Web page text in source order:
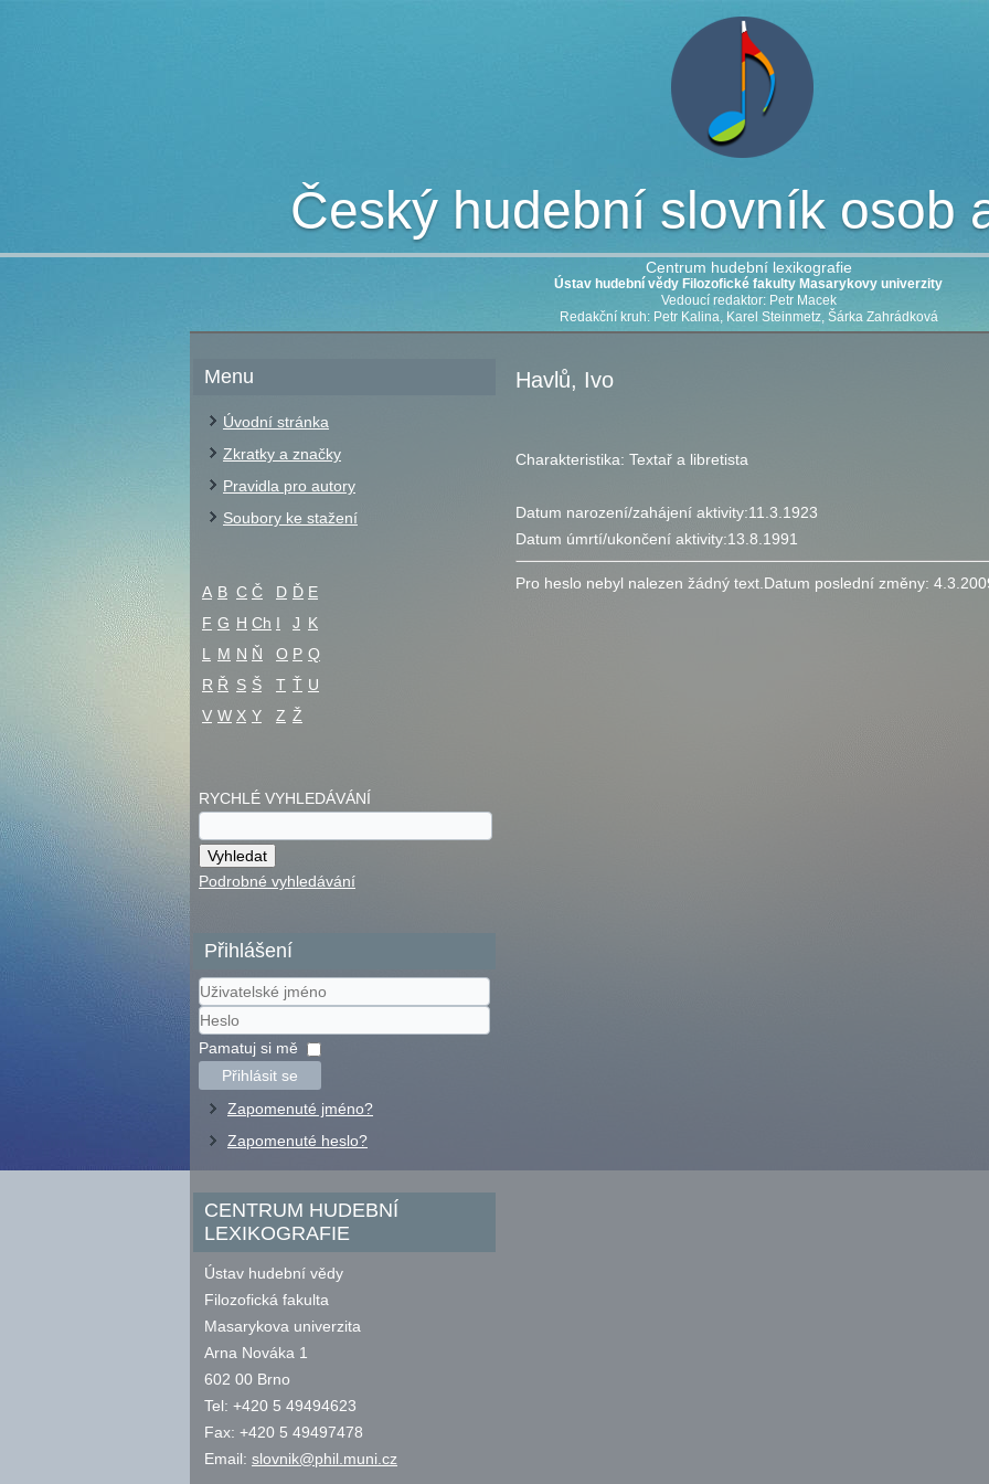
Český hudební slovník osob
Centrum hudební lexikografie
Ústav hudební vědy Filozofické fakulty Masarykovy univerzity
Vedoucí redaktor: Petr Macek
Redakční kruh: Petr Kalina, Karel Steinmetz, Šárka Zahrádková
Menu
Úvodní stránka
Zkratky a značky
Pravidla pro autory
Soubory ke stažení
A B C Č D Ď E
F G H Ch I J K
L
M N Ň O P Q
R Ř S Š T Ť U
V W X Y Z Ž
RYCHLÉ VYHLEDÁVÁNÍ
Podrobné vyhledávání
Přihlášení
Uživatelské
jméno
Heslo
Pamatuj si mě
Přihlásit se
Zapomenuté jméno?
Zapomenuté heslo?
CENTRUM HUDEBNÍ
LEXIKOGRAFIE
Ústav hudební vědy
Filozofická fakulta
Masarykova univerzita
Arna Nováka 1
602 00 Brno
Tel: +420 5 49494623
Fax: +420 5 49497478
Email: slovnik@phil.muni.cz
Havlů, Ivo
Charakteristika: Textař a libretista
Datum narození/zahájení aktivity:11.3.1923
Datum úmrtí/ukončení aktivity:13.8.1991
Pro heslo nebyl nalezen žádný text. Datum poslední změny: